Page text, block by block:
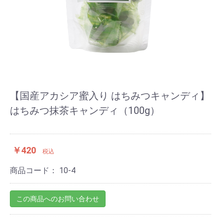
【国産アカシア蜜入り はちみつキャンディ】
はちみつ抹茶キャンディ（100g）
￥420 税込
商品コード： 10-4
この商品へのお問い合わせ